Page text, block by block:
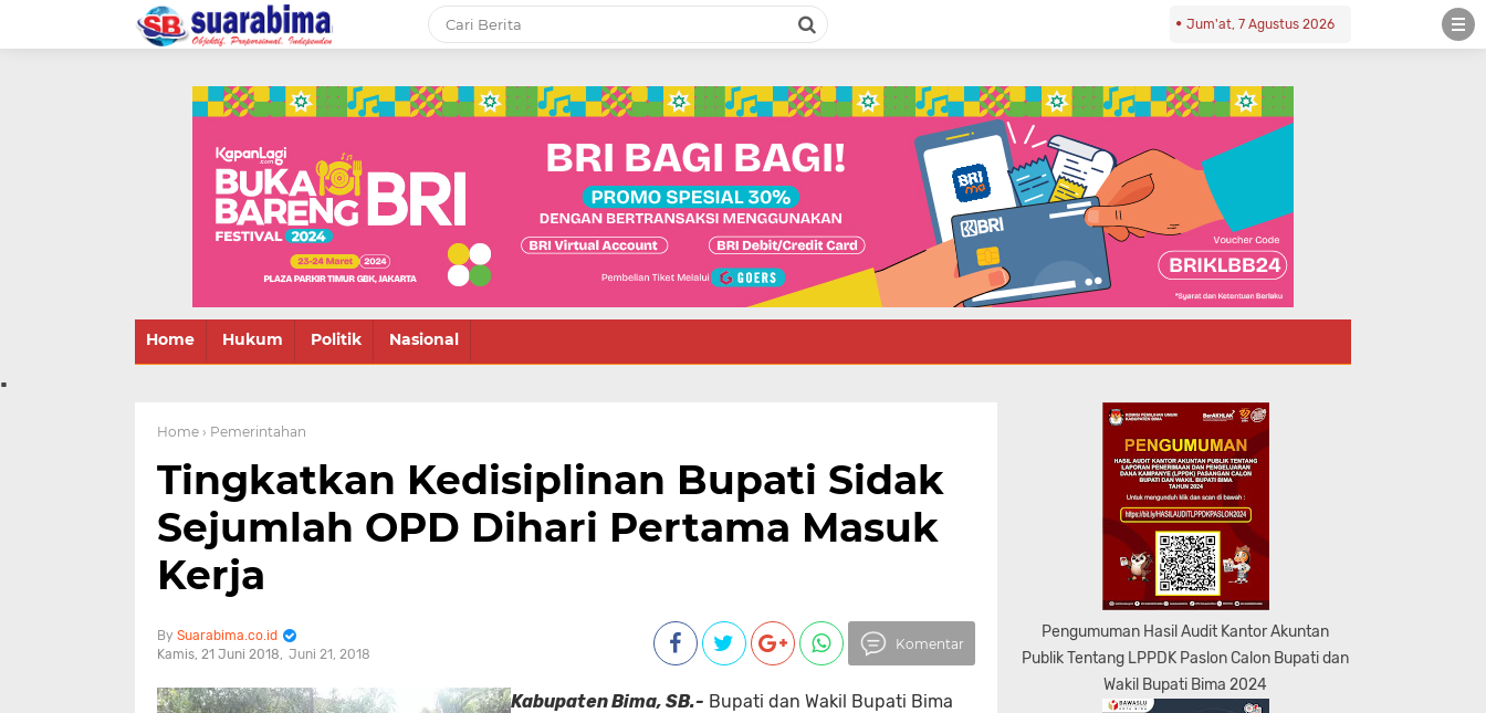
informasi terbaru tentang
Bima dan daerah sekitar
Jum'at, 7 Agustus 2026
Home Hukum Politik Nasional
.
Home › Pemerintahan
Tingkatkan Kedisiplinan Bupati Sidak
Sejumlah OPD Dihari Pertama Masuk
Kerja
Suarabima.co.id
Kamis, 21 Juni 2018
Juni 21, 2018
Komentar
Kabupaten Bima, SB.- Bupati dan Wakil Bupati Bima
Pengumuman Hasil Audit Kantor Akuntan
Publik Tentang LPPDK Paslon Calon Bupati dan
Wakil Bupati Bima 2024